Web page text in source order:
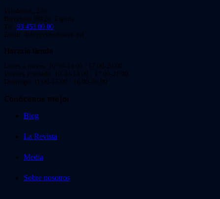
Viladomat, 239
Barcelona 08029. España.
Tel: 93 453 00 00
Email: info@videoinstan.net
Horario tienda
Lunes a jueves: 10:30-14:00 / 17:00-20:00
Viernes y sábado: 10:30-14:00 / 17:00-21:00
Domingo: 11:00-15:00 / 16:00-20:00
Conócenos mejor
Blog
La Revista
Media
Sobre nosotros